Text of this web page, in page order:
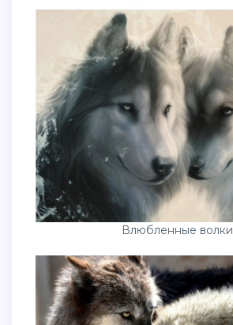
Влюбленные волки